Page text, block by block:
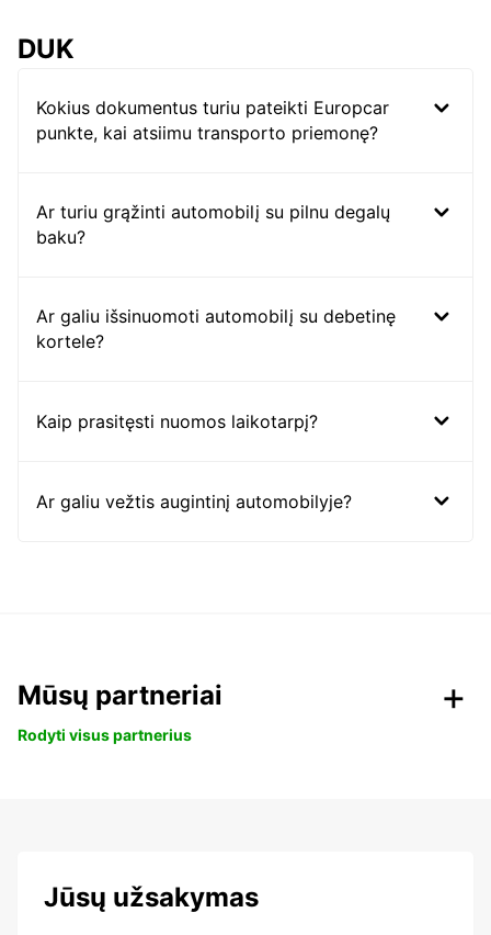
DUK
Kokius dokumentus turiu pateikti Europcar
punkte, kai atsiimu transporto priemonę?
Ar turiu grąžinti automobilį su pilnu degalų
baku?
Ar galiu išsinuomoti automobilį su debetinę
kortele?
Kaip prasitęsti nuomos laikotarpį?
Ar galiu vežtis augintinį automobilyje?
Mūsų partneriai
Rodyti visus partnerius
Jūsų užsakymas